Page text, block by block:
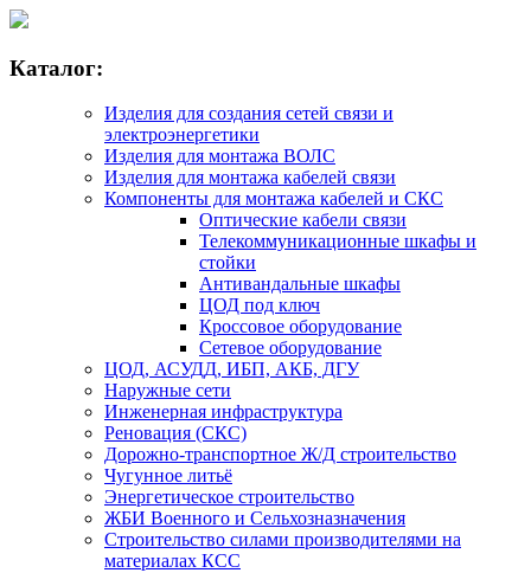
Каталог:
Изделия для создания сетей связи и
электроэнергетики
Изделия для монтажа ВОЛС
Изделия для монтажа кабелей связи
Компоненты для монтажа кабелей и СКС
Оптические кабели связи
Телекоммуникационные шкафы и
стойки
Антивандальные шкафы
ЦОД под ключ
Кроссовое оборудование
Сетевое оборудование
ЦОД, АСУДД, ИБП, АКБ, ДГУ
Наружные сети
Инженерная инфраструктура
Реновация (СКС)
Дорожно-транспортное Ж/Д строительство
Чугунное литьё
Энергетическое строительство
ЖБИ Военного и Сельхозназначения
Строительство силами производителями на
материалах КСС